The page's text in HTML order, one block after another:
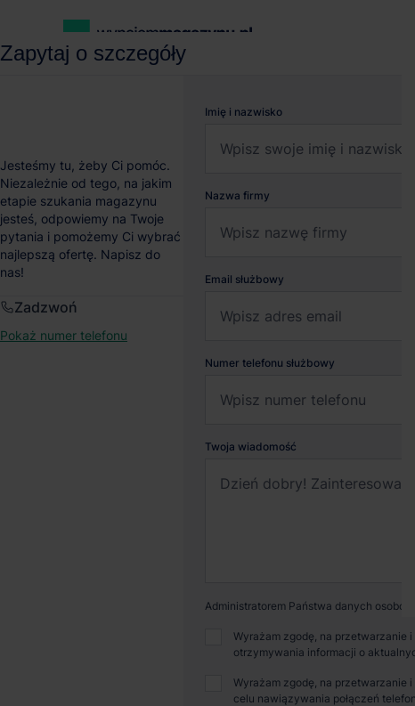
Magazyn EQT Real
Wrocław, Dolnośląskie
Zapytaj o szczegóły
Jesteśmy tu, żeby Ci pomóc.
Niezależnie od tego, na jakim
etapie szukania magazynu
jesteś, odpowiemy na Twoje
pytania i pomożemy Ci wybrać
najlepszą ofertę. Napisz do
nas!
Zadzwoń
Pokaż numer telefonu
Imię i nazwisko
Nazwa firmy
Email służbowy
Numer telefonu służbowy
Twoja wiadomość
Administratorem Państwa danych
Wyrażam zgodę, na przetwarzanie
otrzymywania informacji o
Wyrażam zgodę, na przetwarzanie
celu nawiązywania połączeń